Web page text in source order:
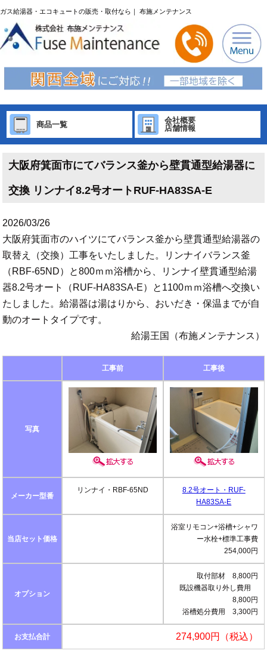
ガス給湯器・エコキュートの販売・取付なら｜ 布施メンテナンス
商品一覧
会社概要
店舗情報
大阪府箕面市にてバランス釜から壁貫通型給湯器に
交換 リンナイ8.2号オートRUF-HA83SA-E
2026/03/26
大阪府箕面市のハイツにてバランス釜から壁貫通型給湯器の
取替え（交換）工事をいたしました。リンナイバランス釜
（RBF-65ND）と800ｍｍ浴槽から、リンナイ壁貫通型給湯
器8.2号オート（RUF-HA83SA-E）と1100ｍｍ浴槽へ交換い
たしました。給湯器は湯はりから、おいだき・保温までが自
動のオートタイプです。
給湯王国（布施メンテナンス）
工事前 工事後
写真
メーカー型番
リンナイ・RBF-65ND
8.2号オート・RUF-
HA83SA-E
当店セット価格
浴室リモコン+浴槽+シャワ
ー水栓+標準工事費
254,000円
オプション
取付部材 8,800円
既設機器取り外し費用
8,800円
浴槽処分費用 3,300円
お支払合計 274,900円（税込）